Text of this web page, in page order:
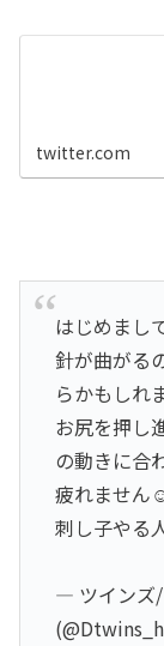
twitter.com
はじめまし
針が曲がる
らかもしれ
お尻を押し
の動きに合
疲れません
刺し子やる
— ツインズ/